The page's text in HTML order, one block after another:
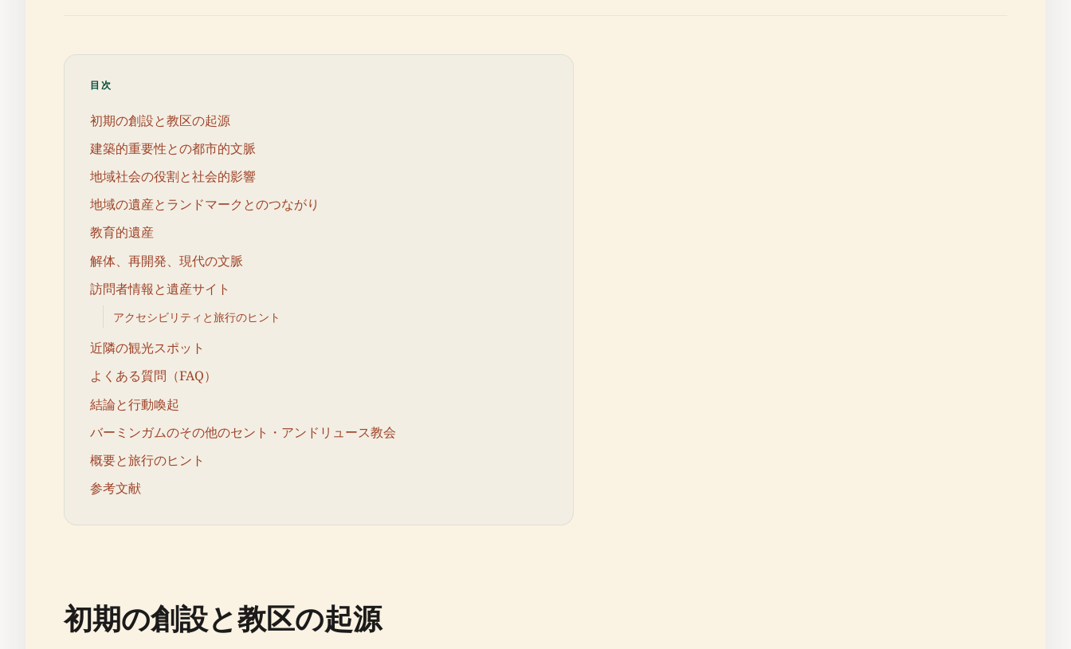
目次
初期の創設と教区の起源
建築的重要性との都市的文脈
地域社会の役割と社会的影響
地域の遺産とランドマークとのつながり
教育的遺産
解体、再開発、現代の文脈
訪問者情報と遺産サイト
アクセシビリティと旅行のヒント
近隣の観光スポット
よくある質問（FAQ）
結論と行動喚起
バーミンガムのその他のセント・アンドリュース教会
概要と旅行のヒント
参考文献
初期の創設と教区の起源